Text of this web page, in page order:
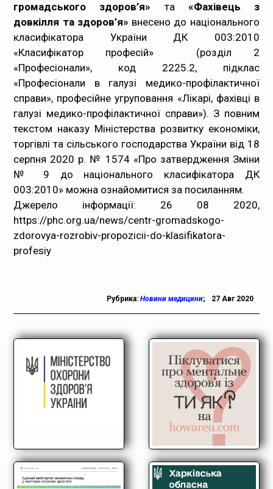
Карта сайта
громадського здоров’я» та «Фахівець з
довкілля та здоров’я» внесено до національного
класифікатора України ДК 003:2010
«Класифікатор професій» (розділ 2
«Професіонали», код 2225.2, підклас
«Професіонали в галузі медико-профілактичної
справи», професійне угруповання «Лікарі, фахівці в
галузі медико-профілактичної справи»). З повним
текстом наказу Міністерства розвитку економіки,
торгівлі та сільського господарства України від 18
серпня 2020 р. № 1574 «Про затвердження Зміни
№ 9 до національного класифікатора ДК
003:2010» можна ознайомитися за посиланням.
Джерело інформації: 26 08 2020,
https://phc.org.ua/news/centr-gromadskogo-
zdorovya-rozrobiv-propozicii-do-klasifikatora-
profesiy
Рубрика: Новини медицини; 27 Авг 2020